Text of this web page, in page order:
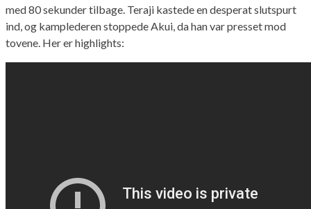
med 80 sekunder tilbage. Teraji kastede en desperat slutspurt
ind, og kamplederen stoppede Akui, da han var presset mod
tovene. Her er highlights: